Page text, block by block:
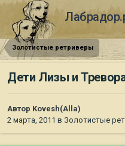
Золотистые ретриверы
Дети Лизы и
Автор Kovesh(Alla)
2 марта, 2011 в Золотистые